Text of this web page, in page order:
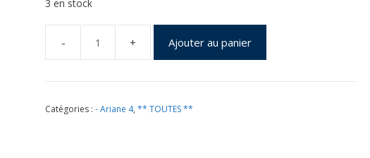
3 en stock
quantité
de
Vol
du
Ajouter au panier
Catégories :- Ariane 4,** TOUTES **